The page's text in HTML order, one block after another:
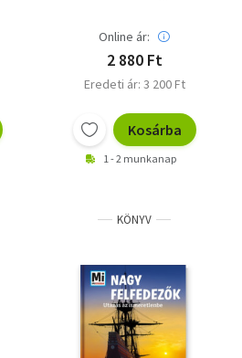
Online ár:
2 880 Ft
Eredeti ár: 3 200 Ft
Kosárba
1 - 2 munkanap
KÖNYV